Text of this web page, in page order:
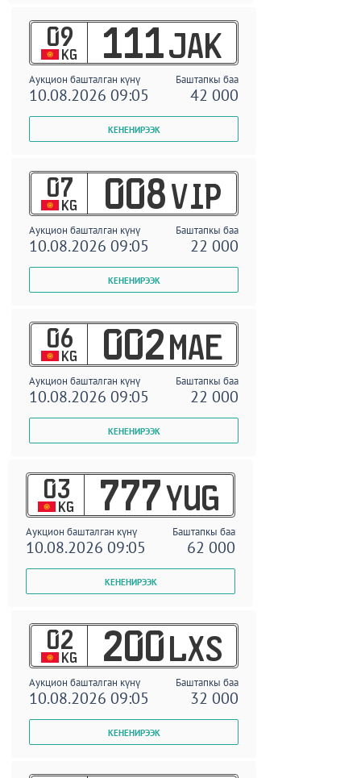
09
KG 111 JAK
Аукцион башталган күнү Баштапкы баа
10.08.2026 09:05 42 000
07
KG 008 VIP
Аукцион башталган күнү Баштапкы баа
10.08.2026 09:05 22 000
06
KG 002 MAE
Аукцион башталган күнү Баштапкы баа
10.08.2026 09:05 22 000
03
KG 777 YUG
Аукцион башталган күнү Баштапкы баа
10.08.2026 09:05 62 000
02
KG 200 LXS
Аукцион башталган күнү Баштапкы баа
10.08.2026 09:05 32 000